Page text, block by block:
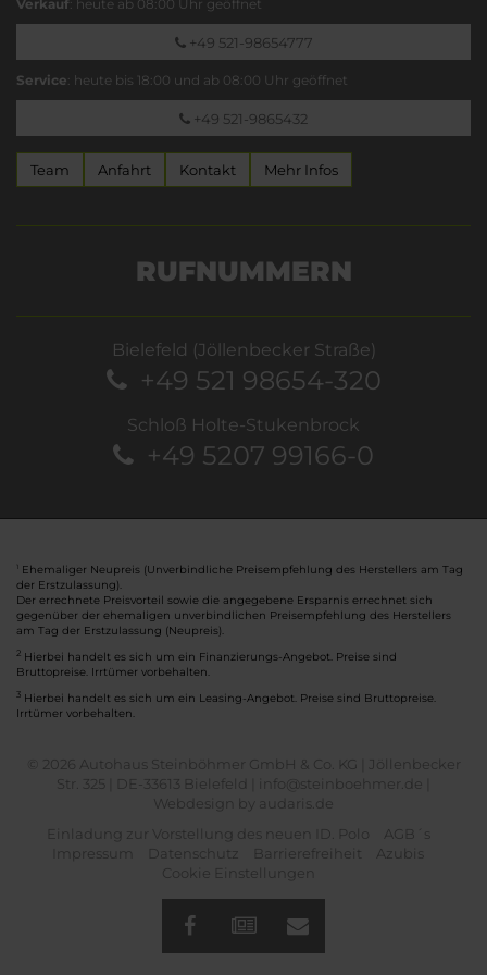
Verkauf: heute ab 08:00 Uhr geöffnet
+49 521-98654777
Service: heute bis 18:00 und ab 08:00 Uhr geöffnet
+49 521-9865432
Team Anfahrt Kontakt Mehr Infos
RUFNUMMERN
Bielefeld (Jöllenbecker Straße)
+49 521 98654-320
Schloß Holte-Stukenbrock
+49 5207 99166-0
Ehemaliger Neupreis (Unverbindliche Preisempfehlung des Herstellers am Tag
der Erstzulassung).
Der errechnete Preisvorteil sowie die angegebene Ersparnis errechnet sich
gegenüber der ehemaligen unverbindlichen Preisempfehlung des Herstellers
am Tag der Erstzulassung (Neupreis).
2 Hierbei handelt es sich um ein Finanzierungs-Angebot. Preise sind
Bruttopreise. Irrtümer vorbehalten.
3 Hierbei handelt es sich um ein Leasing-Angebot. Preise sind Bruttopreise.
Irrtümer vorbehalten.
© 2026 Autohaus Steinböhmer GmbH & Co. KG | Jöllenbecker
Str. 325 | DE-33613 Bielefeld | info@steinboehmer.de |
Webdesign by audaris.de
Einladung zur Vorstellung des neuen ID. Polo
AGB´s
Impressum
Datenschutz Barrierefreiheit
Azubis
Cookie Einstellungen